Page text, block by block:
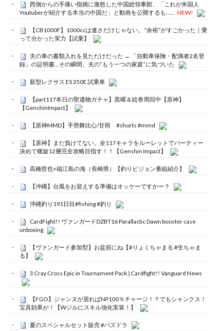
西側からの手痛い指摘に激怒した中国総領事館、「これが米国人
Youtuberが紹介する本当の中国だ」と動画を公開するも…… NEW!
【CB1000F】1000ccは速さだけじゃない。“余裕”がすごかった｜乗
って分かった実力【試乗】
夫の車の書類入れを見ただけだった → 「自動車保険・配偶者2名登
録」の証明書…その瞬間、夫の“もう一つの家庭”に気づいた
新型レクサス ES 350E 試乗車
【part117本日の聖遺物ガチャ】黒曜＆絵巻周回中【原神】
【GenshinImpact】
【原神MMD】手势舞比心/甘雨 #shorts #mmd
【原神】まだ負けてない。全117キャラをルーレットでパーティー
決めて螺旋12層完全攻略目指す！！【Genshin Impact】
高橋哲也×福江島の海（長崎県）【釣りビジョン番組紹介】
【沖縄】台風をお迎えする準備はオッケーですかー？
沖縄釣り191日目#fishing #釣り
CardFight!! ヴァンガードDZBT16 Parallactic Dawn booster case
unboxing
【ヴァンガード参加型】お盆前にね【#りょくちゃまる #生ちゃま
る】
3 Cray Cross Epic in Tournament Pack | Cardfight!! Vanguard News
【FGO】ジャンヌが居ればNP100％チャージ！？でもシャンクス！
宝具効果が！【Wジルにスキル強化実装！】
夏のスペシャルセット販売 #パズドラ